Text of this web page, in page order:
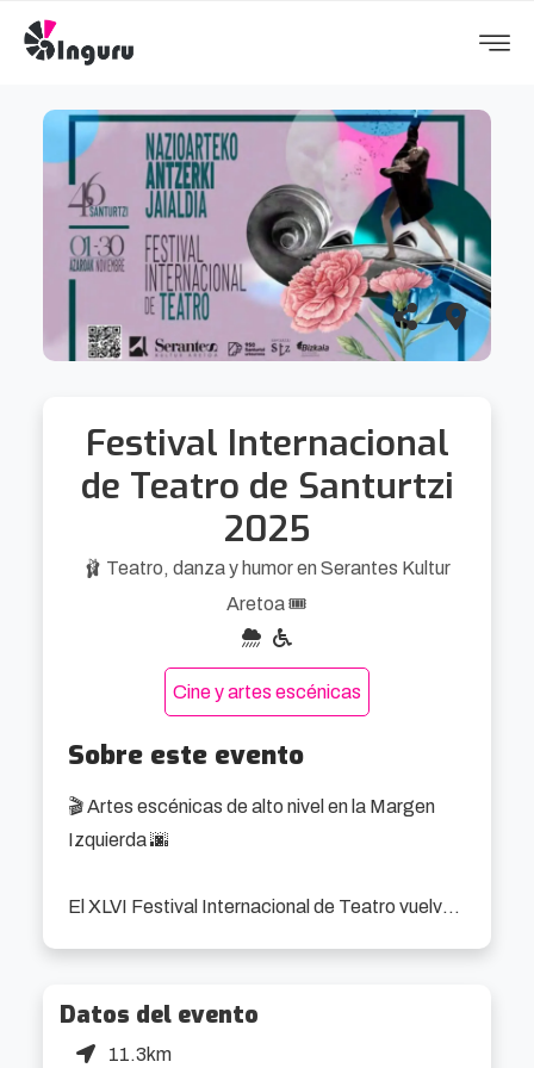
Festival Internacional
de Teatro de Santurtzi
2025
🩰 Teatro, danza y humor en Serantes Kultur
Aretoa 🎟️
Cine y artes escénicas
Sobre este evento
🎬 Artes escénicas de alto nivel en la Margen
Izquierda 🌆
El XLVI Festival Internacional de Teatro vuelve
tablas del Serantes Kultur Aretoa. Esta edición
recupera el pulso internacional del certamen y lo
Datos del evento
11.3km